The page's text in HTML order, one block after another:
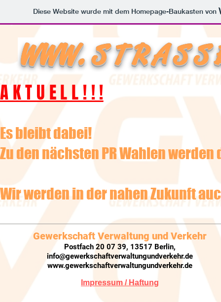
Diese Website wurde mit dem Homepage-Baukasten von
WWW. S T R A S
A K T U E L L ! ! !
Es bleibt dabei!
Zu den nächsten PR Wahlen werden
Wir werden in der nahen Zukunft
Gewerkschaft Verwaltung und Verkehr
Postfach 20 07 39, 13517 Berlin,
info@gewerkschaftverwaltungundverkehr.de
www.gewerkschaftverwaltungundverkehr.de
Impressum / Haftung